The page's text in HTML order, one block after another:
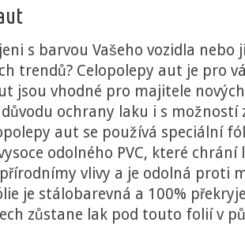
s barvou Vašeho vozidla nebo
trendů? Celopolepy aut je pro
jsou vhodné pro majitele
ochrany laku i s možností
aut se používá speciální
odolného PVC, které chrání
vlivy a je odolná proti
je stálobarevná a 100%
zůstane lak pod touto folií v